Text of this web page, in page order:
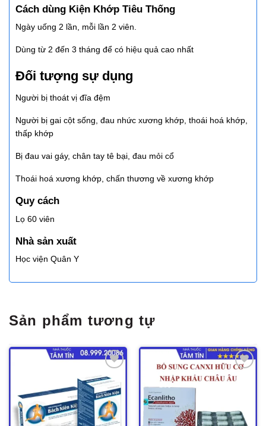
Cách dùng Kiện Khớp Tiêu Thống
Ngày uống 2 lần, mỗi lần 2 viên.
Dùng từ 2 đến 3 tháng để có hiệu quả cao nhất
Đối tượng sự dụng
Người bị thoát vị đĩa đệm
Người bị gai cột sống, đau nhức xương khớp, thoái hoá khớp,
thấp khớp
Bị đau vai gáy, chân tay tê bại, đau mỏi cổ
Thoái hoá xương khớp, chấn thương về xương khớp
Quy cách
Lọ 60 viên
Nhà sản xuất
Học viện Quân Y
Sản phẩm tương tự
Thêm
vào
yêu
thích
thích